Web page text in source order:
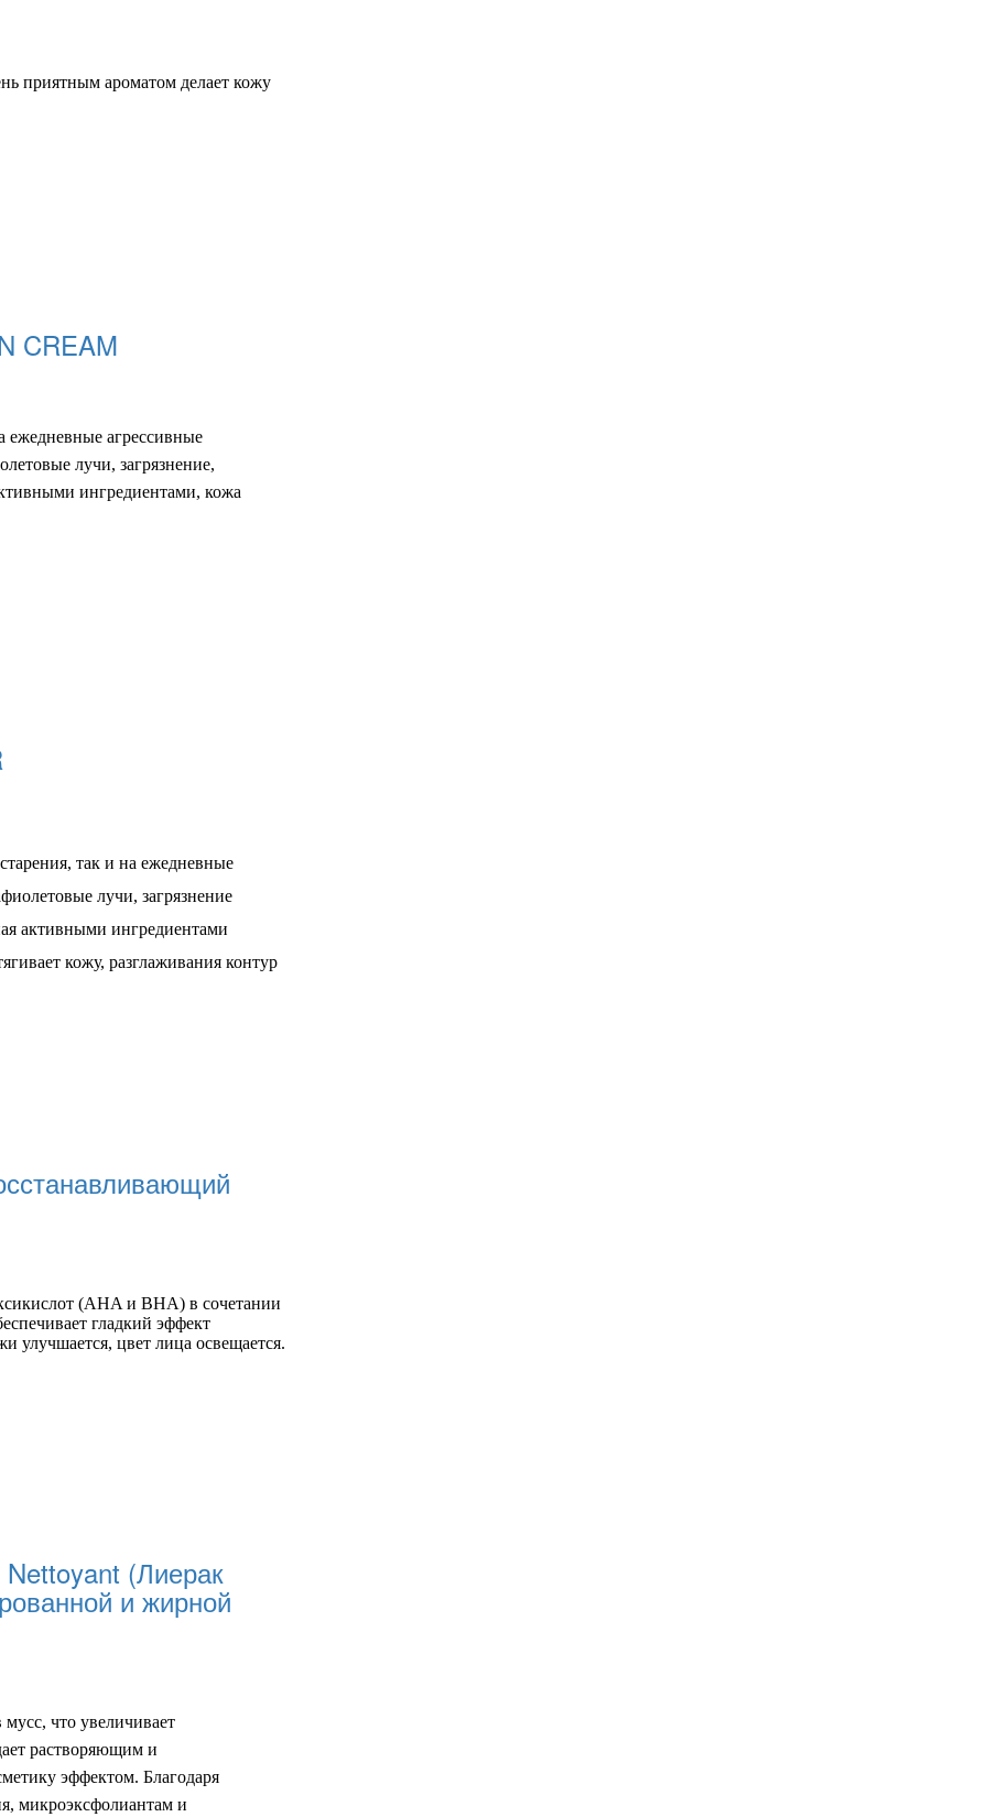
приятным ароматом делает кожу
CREAM
ежедневные агрессивные
лучи, загрязнение,
ингредиентами, кожа
так и на ежедневные
лучи, загрязнение
активными ингредиентами
кожу, разглаживания контур
(AHA и BHA) в сочетании
гладкий эффект
улучшается, цвет лица освещается.
(Лиерак
и жирной
что увеличивает
растворяющим и
эффектом. Благодаря
микроэксфолиантам и